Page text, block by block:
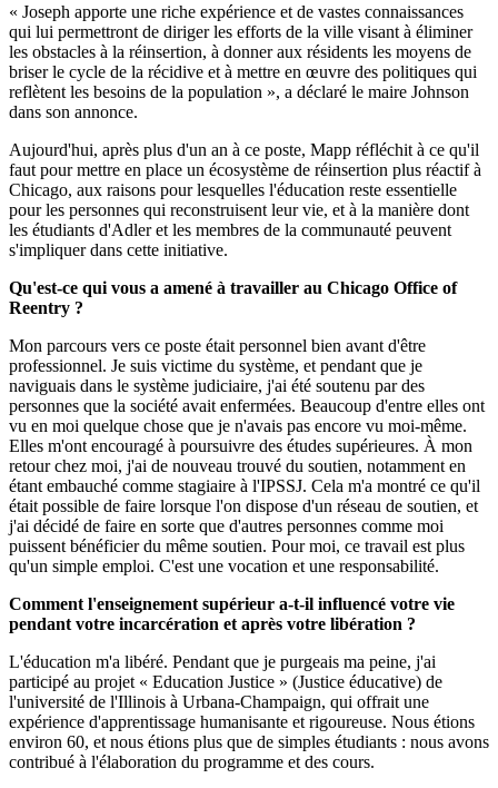
« Joseph apporte une riche expérience et de vastes connaissances
qui lui permettront de diriger les efforts de la ville visant à éliminer
les obstacles à la réinsertion, à donner aux résidents les moyens de
briser le cycle de la récidive et à mettre en œuvre des politiques qui
reflètent les besoins de la population », a déclaré le maire Johnson
dans son annonce.
Aujourd'hui, après plus d'un an à ce poste, Mapp réfléchit à ce qu'il
faut pour mettre en place un écosystème de réinsertion plus réactif à
Chicago, aux raisons pour lesquelles l'éducation reste essentielle
pour les personnes qui reconstruisent leur vie, et à la manière dont
les étudiants d'Adler et les membres de la communauté peuvent
s'impliquer dans cette initiative.
Qu'est-ce qui vous a amené à travailler au Chicago Office of
Reentry ?
Mon parcours vers ce poste était personnel bien avant d'être
professionnel. Je suis victime du système, et pendant que je
naviguais dans le système judiciaire, j'ai été soutenu par des
personnes que la société avait enfermées. Beaucoup d'entre elles ont
vu en moi quelque chose que je n'avais pas encore vu moi-même.
Elles m'ont encouragé à poursuivre des études supérieures. À mon
retour chez moi, j'ai de nouveau trouvé du soutien, notamment en
étant embauché comme stagiaire à l'IPSSJ. Cela m'a montré ce qu'il
était possible de faire lorsque l'on dispose d'un réseau de soutien, et
j'ai décidé de faire en sorte que d'autres personnes comme moi
puissent bénéficier du même soutien. Pour moi, ce travail est plus
qu'un simple emploi. C'est une vocation et une responsabilité.
Comment l'enseignement supérieur a-t-il influencé votre vie
pendant votre incarcération et après votre libération ?
L'éducation m'a libéré. Pendant que je purgeais ma peine, j'ai
participé au projet « Education Justice » (Justice éducative) de
l'université de l'Illinois à Urbana-Champaign, qui offrait une
expérience d'apprentissage humanisante et rigoureuse. Nous étions
environ 60, et nous étions plus que de simples étudiants : nous avons
contribué à l'élaboration du programme et des cours.